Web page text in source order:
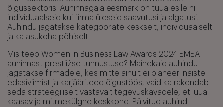
õigussektoris. Auhinnagala eesmärk on tuua esile nii
individuaalseid kui firma üleseid saavutusi ja algatusi.
Auhindu jagatakse kategooriate keskselt, individuaalselt
ja ka asukoha põhiselt.
Mis teeb Women in Business Law Awards 2024 EMEA
auhinnast prestiižse tunnustuse? Mainekaid auhindu
jagatakse firmadele, kes mitte ainult ei planeeri naiste
edasiviimist ja karjääriteed õigustöös, vaid ka rakendab
seda strateegiliselt vastavalt tegevuskavadele, et luua
kaasav ja mitmekülgne keskkond. Pälvitud auhind